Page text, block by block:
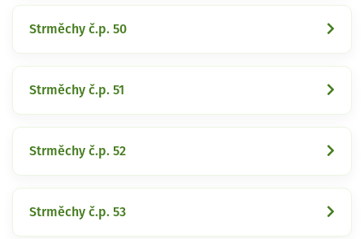
Strměchy č.p. 50
Strměchy č.p. 51
Strměchy č.p. 52
Strměchy č.p. 53